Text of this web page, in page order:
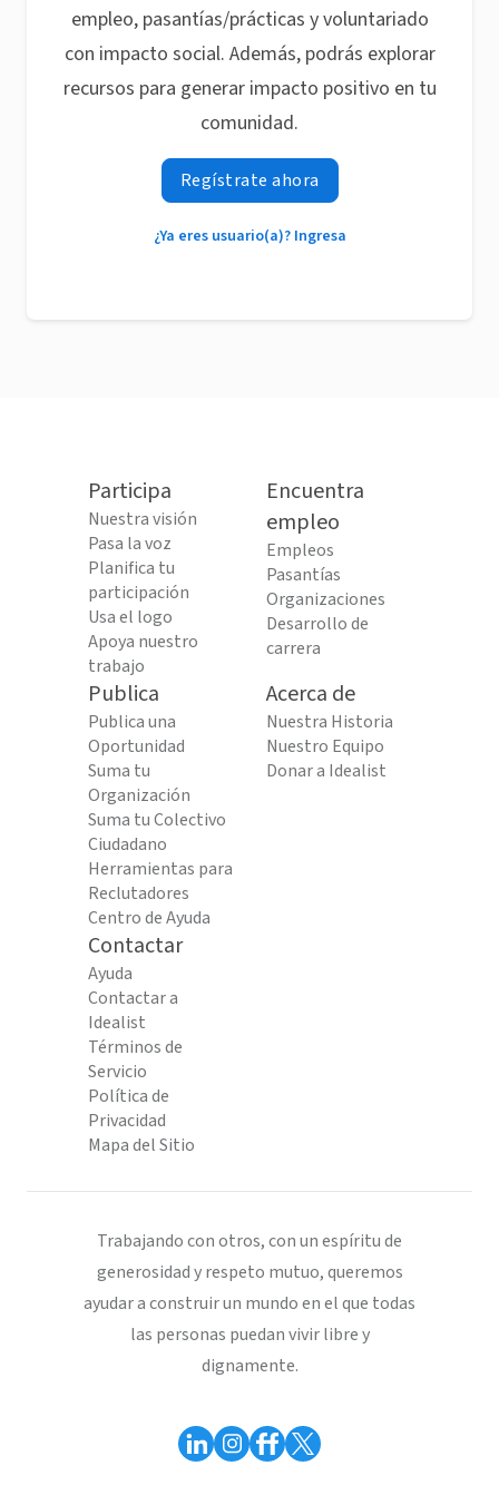
empleo, pasantías/prácticas y voluntariado
con impacto social. Además, podrás explorar
recursos para generar impacto positivo en tu
comunidad.
Regístrate ahora
¿Ya eres usuario(a)? Ingresa
Participa
Nuestra visión
Pasa la voz
Planifica tu
participación
Usa el logo
Apoya nuestro
trabajo
Encuentra
empleo
Empleos
Pasantías
Organizaciones
Desarrollo de
carrera
Publica
Publica una
Oportunidad
Suma tu
Organización
Suma tu Colectivo
Ciudadano
Herramientas para
Reclutadores
Centro de Ayuda
Acerca de
Nuestra Historia
Nuestro Equipo
Donar a Idealist
Contactar
Ayuda
Contactar a
Idealist
Términos de
Servicio
Política de
Privacidad
Mapa del Sitio
Trabajando con otros, con un espíritu de
generosidad y respeto mutuo, queremos
ayudar a construir un mundo en el que todas
las personas puedan vivir libre y
dignamente.